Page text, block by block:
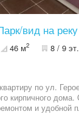
вид на
46 м2 8 / 9 эт.
по ул.
кирпичного
и удобной